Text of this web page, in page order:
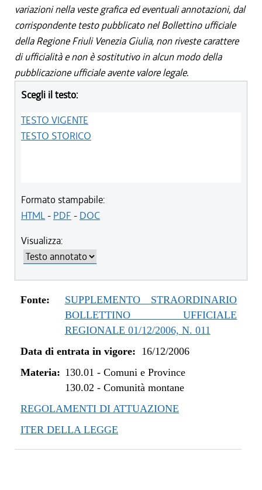
variazioni nella veste grafica ed eventuali annotazioni, dal
corrispondente testo pubblicato nel Bollettino ufficiale
della Regione Friuli Venezia Giulia, non riveste carattere
di ufficialità e non è sostitutivo in alcun modo della
pubblicazione ufficiale avente valore legale.
Scegli il testo:
TESTO VIGENTE
TESTO STORICO
Formato stampabile:
HTML- PDF - DOC
Visualizza:
Fonte:
SUPPLEMENTO STRAORDINARIO
BOLLETTINO UFFICIALE
REGIONALE 01/12/2006, N. 011
Data di entrata in vigore: 16/12/2006
Materia: 130.01 - Comuni e Province
130.02 - Comunità montane
REGOLAMENTI DI ATTUAZIONE
ITER DELLA LEGGE